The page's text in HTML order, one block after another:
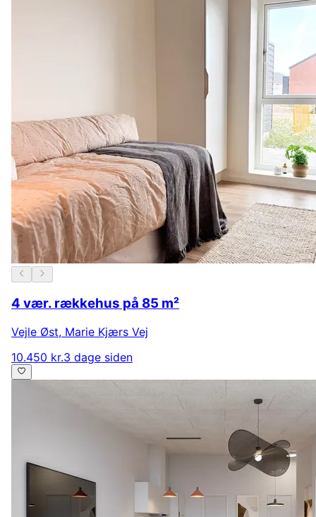
4 vær. rækkehus på 85 m²
Vejle Øst, Marie Kjærs Vej
10.450 kr.3 dage siden